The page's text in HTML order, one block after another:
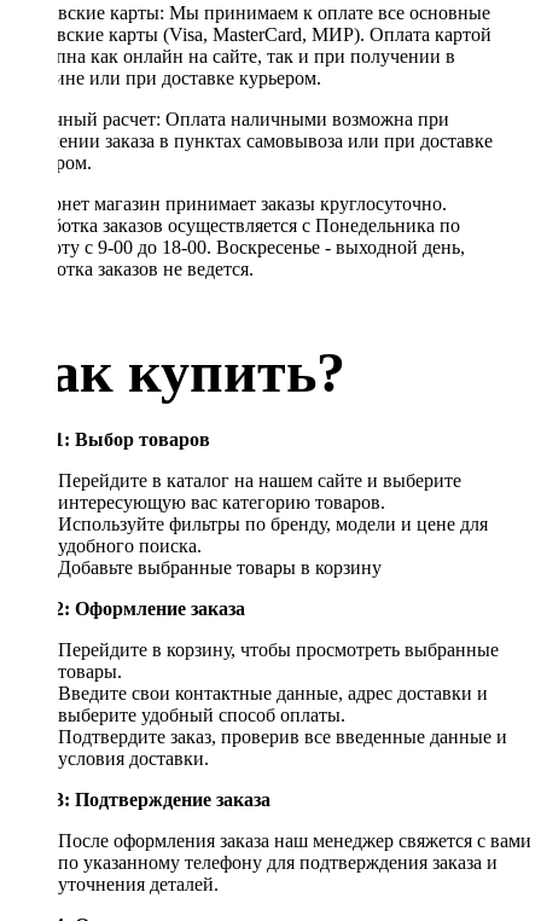
Банковские карты: Мы принимаем к оплате все основные
банковские карты (Visa, MasterCard, МИР). Оплата картой
доступна как онлайн на сайте, так и при получении в
магазине или при доставке курьером.
Наличный расчет: Оплата наличными возможна при
получении заказа в пунктах самовывоза или при доставке
курьером.
Интернет магазин принимает заказы круглосуточно.
Обработка заказов осуществляется с Понедельника по
Субботу с 9-00 до 18-00. Воскресенье - выходной день,
обработка заказов не ведется.
Как купить?
Шаг 1: Выбор товаров
Перейдите в каталог на нашем сайте и выберите
интересующую вас категорию товаров.
Используйте фильтры по бренду, модели и цене для
удобного поиска.
Добавьте выбранные товары в корзину
Шаг 2: Оформление заказа
Перейдите в корзину, чтобы просмотреть выбранные
товары.
Введите свои контактные данные, адрес доставки и
выберите удобный способ оплаты.
Подтвердите заказ, проверив все введенные данные и
условия доставки.
Шаг 3: Подтверждение заказа
После оформления заказа наш менеджер свяжется с вами
по указанному телефону для подтверждения заказа и
уточнения деталей.